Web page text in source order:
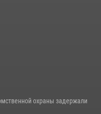
охраны задержали